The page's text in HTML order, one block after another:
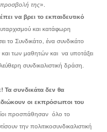
προσβολή της».
να βρει το εκπαιδευτικό
και κατάφωρη
το Συνδικάτο, ένα συνδικάτο
των μαθητών και να υποτάξει
συνδικαλιστική δράση.
Τα συνδικάτα δεν θα
οι εκπρόσωποι του
προσπάθησαν όλο το
την πολιτικοσυνδικαλιστική